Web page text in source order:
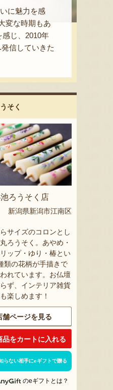
に魅力を感
変な時期もあ
じ、2010年
信していきた
そく
ろうそく店
新潟県新潟市江南区
サイズのコロンとし
ろうそく。あやめ・
ップ・ゆり・椿とい
類の花柄が手描きで
れています。お仏壇
ず、インテリア雑貨
楽しめます！
舗ページを見る
品をカートに入れる
らない相手にeギフトで贈る
のeギフトとは？